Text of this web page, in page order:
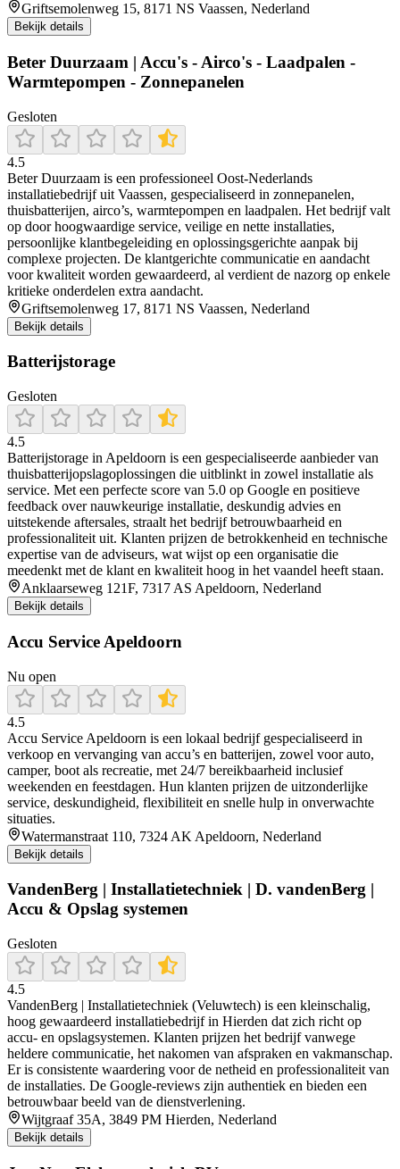
Griftsemolenweg 15, 8171 NS Vaassen, Nederland
Bekijk details
Beter Duurzaam | Accu's - Airco's - Laadpalen -
Warmtepompen - Zonnepanelen
Gesloten
4.5
Beter Duurzaam is een professioneel Oost-Nederlands
installatiebedrijf uit Vaassen, gespecialiseerd in zonnepanelen,
thuisbatterijen, airco’s, warmtepompen en laadpalen. Het bedrijf valt
op door hoogwaardige service, veilige en nette installaties,
persoonlijke klantbegeleiding en oplossingsgerichte aanpak bij
complexe projecten. De klantgerichte communicatie en aandacht
voor kwaliteit worden gewaardeerd, al verdient de nazorg op enkele
kritieke onderdelen extra aandacht.
Griftsemolenweg 17, 8171 NS Vaassen, Nederland
Bekijk details
Batterijstorage
Gesloten
4.5
Batterijstorage in Apeldoorn is een gespecialiseerde aanbieder van
thuisbatterijopslagoplossingen die uitblinkt in zowel installatie als
service. Met een perfecte score van 5.0 op Google en positieve
feedback over nauwkeurige installatie, deskundig advies en
uitstekende aftersales, straalt het bedrijf betrouwbaarheid en
professionaliteit uit. Klanten prijzen de betrokkenheid en technische
expertise van de adviseurs, wat wijst op een organisatie die
meedenkt met de klant en kwaliteit hoog in het vaandel heeft staan.
Anklaarseweg 121F, 7317 AS Apeldoorn, Nederland
Bekijk details
Accu Service Apeldoorn
Nu open
4.5
Accu Service Apeldoorn is een lokaal bedrijf gespecialiseerd in
verkoop en vervanging van accu’s en batterijen, zowel voor auto,
camper, boot als recreatie, met 24/7 bereikbaarheid inclusief
weekenden en feestdagen. Hun klanten prijzen de uitzonderlijke
service, deskundigheid, flexibiliteit en snelle hulp in onverwachte
situaties.
Watermanstraat 110, 7324 AK Apeldoorn, Nederland
Bekijk details
VandenBerg | Installatietechniek | D. vandenBerg |
Accu & Opslag systemen
Gesloten
4.5
VandenBerg | Installatietechniek (Veluwtech) is een kleinschalig,
hoog gewaardeerd installatiebedrijf in Hierden dat zich richt op
accu‑ en opslagsystemen. Klanten prijzen het bedrijf vanwege
heldere communicatie, het nakomen van afspraken en vakmanschap.
Er is consistente waardering voor de netheid en professionaliteit van
de installaties. De Google‑reviews zijn authentiek en bieden een
betrouwbaar beeld van de dienstverlening.
Wijtgraaf 35A, 3849 PM Hierden, Nederland
Bekijk details